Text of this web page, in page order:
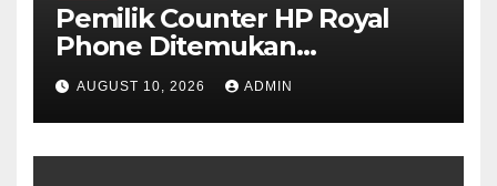
Pemilik Counter HP Royal
Phone Ditemukan
Meninggal di Dalam Mobil di
Grobogan, Polisi Dalami
Keterkaitan dengan Kasus
Pencurian.
AUGUST 10, 2026 ADMIN